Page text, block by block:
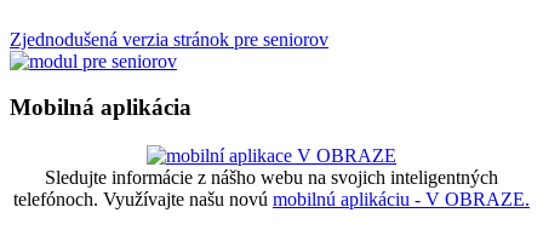
Zjednodušená verzia stránok pre seniorov
Mobilná aplikácia
Sledujte informácie z nášho webu na svojich inteligentných
telefónoch. Využívajte našu novú mobilnú aplikáciu - V OBRAZE.